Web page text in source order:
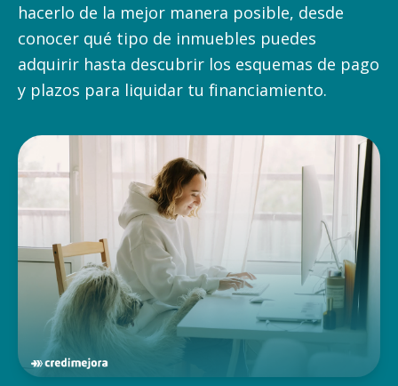
hacerlo de la mejor manera posible, desde
conocer qué tipo de inmuebles puedes
adquirir hasta descubrir los esquemas de pago
y plazos para liquidar tu financiamiento.